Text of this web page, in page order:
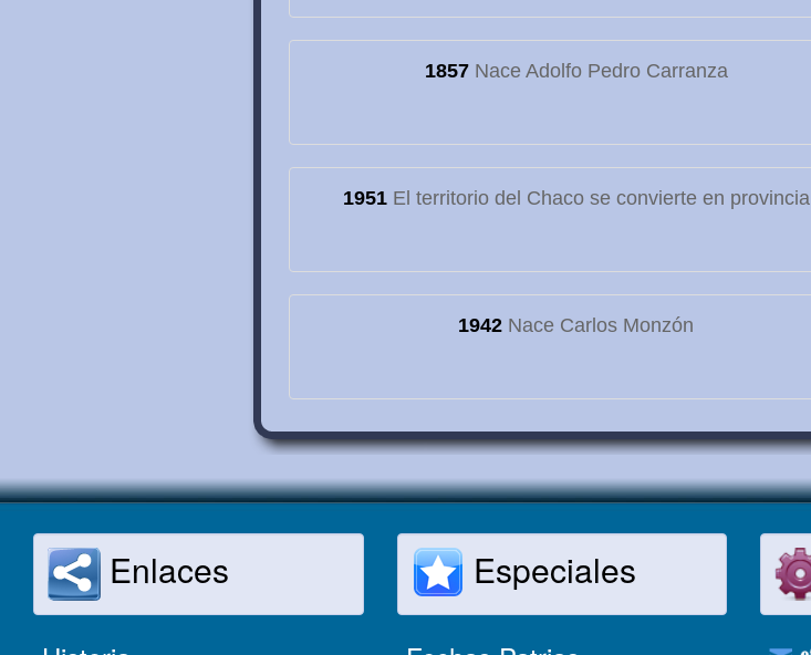
1857Nace Adolfo Pedro Carranza
1951El territorio del Chaco se convierte en provincia
1942 Nace Carlos Monzón
Enlaces Especiales